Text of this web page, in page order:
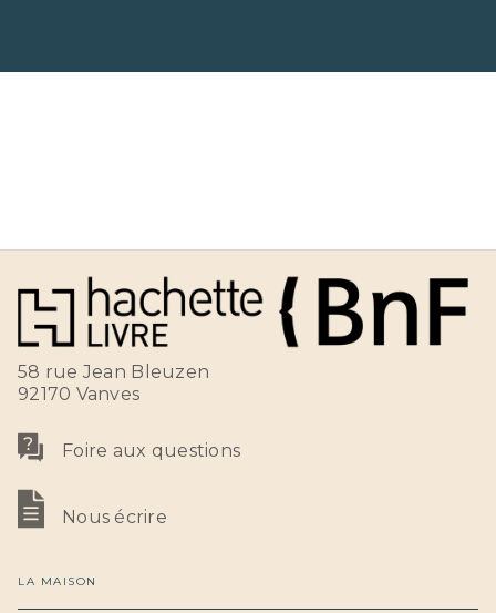
58 rue Jean Bleuzen
92170 Vanves
Foire aux questions
Nous écrire
LA MAISON